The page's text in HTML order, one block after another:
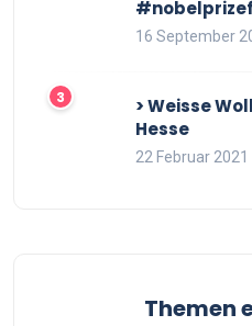
16 September
> Weisse
Hesse
22 Februar 2021
Themen